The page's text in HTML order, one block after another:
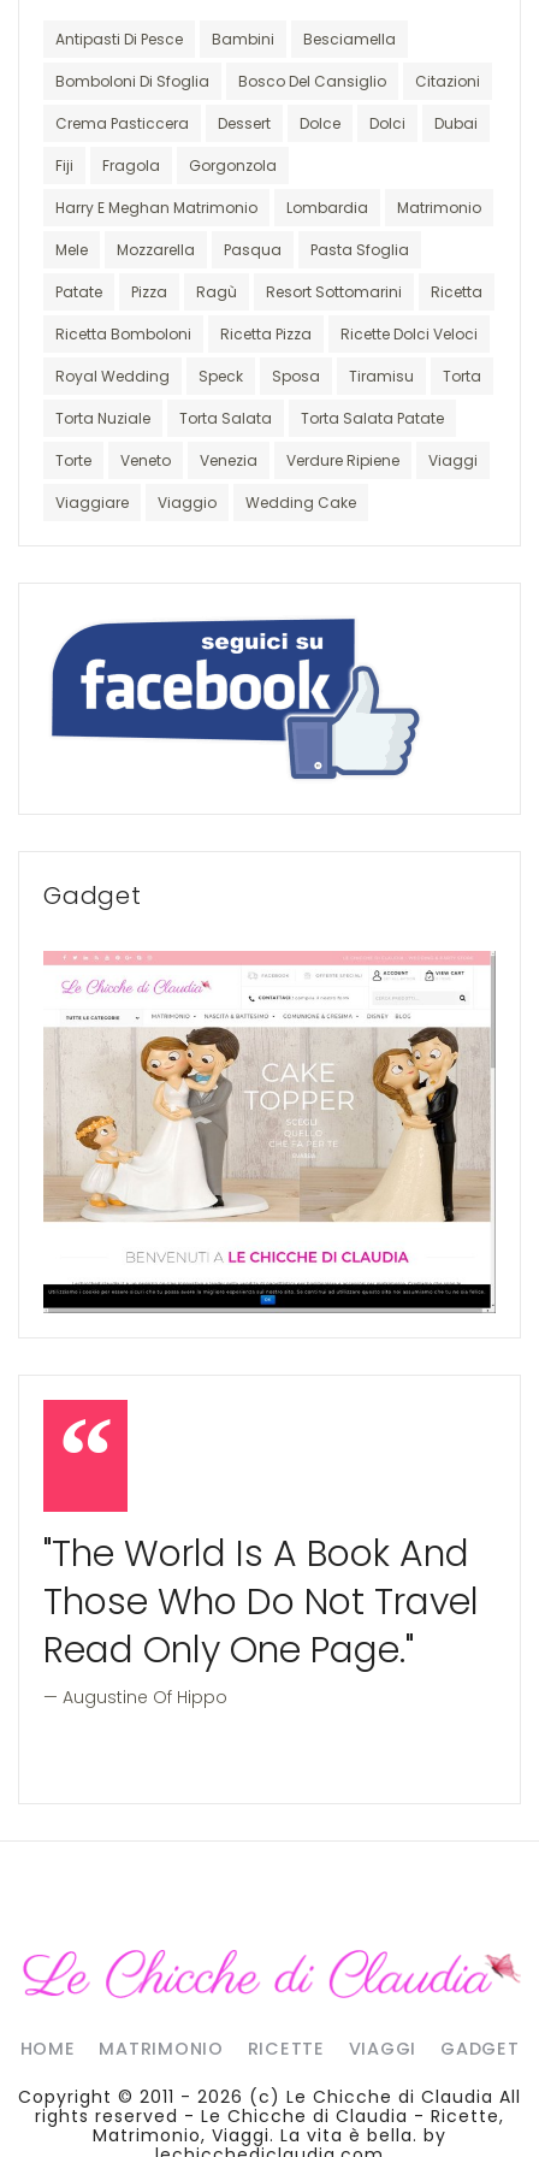
Antipasti Di Pesce Bambini Besciamella
Bomboloni Di Sfoglia Bosco Del Cansiglio Citazioni
Crema Pasticcera Dessert Dolce Dolci Dubai
Fiji Fragola Gorgonzola
Harry E Meghan Matrimonio Lombardia Matrimonio
Mele Mozzarella Pasqua Pasta Sfoglia
Patate Pizza Ragù Resort Sottomarini Ricetta
Ricetta Bomboloni Ricetta Pizza Ricette Dolci Veloci
Royal Wedding Speck Sposa Tiramisu Torta
Torta Nuziale Torta Salata Torta Salata Patate
Torte Veneto Venezia Verdure Ripiene Viaggi
Viaggiare Viaggio Wedding Cake
Gadget
"The World Is A Book And
Those Who Do Not Travel
Read Only One Page."
Augustine Of Hippo
HOME MATRIMONIO RICETTE VIAGGI
GADGET
Copyright © 2011 - 2026 (c) Le Chicche di Claudia All
rights reserved - Le Chicche di Claudia - Ricette,
Matrimonio, Viaggi. La vita è bella. by